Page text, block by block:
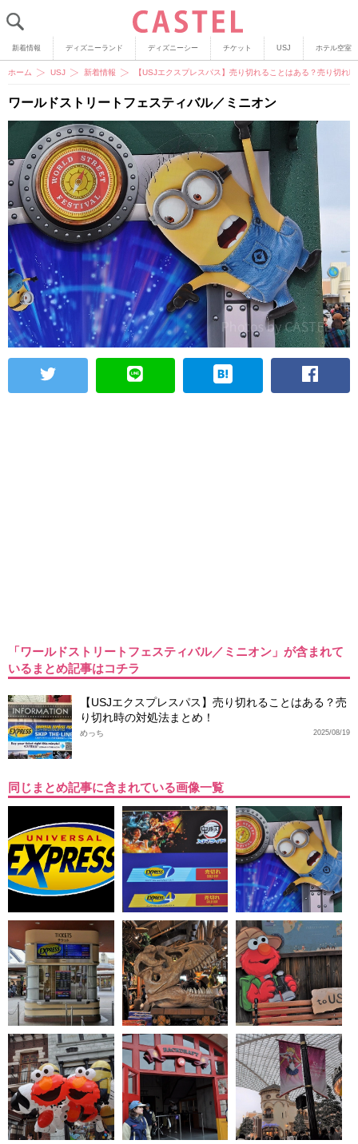
新着情報 ディズニーランド ディズニーシー チケット USJ ホテル空室
ホーム USJ 新着情報 【USJエクスプレスパス】売り切れることはある？売り切れ
ワールドストリートフェスティバル／ミニオン
「ワールドストリートフェスティバル／ミニオン」が含まれて
いるまとめ記事はコチラ
【USJエクスプレスパス】売り切れることはある？売
り切れ時の対処法まとめ！
2025/08/19
めっち
同じまとめ記事に含まれている画像一覧